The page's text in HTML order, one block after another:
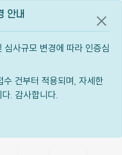
안내
사규모 변경에 따라 인증심
건부터 적용되며, 자세한
. 감사합니다.
공지